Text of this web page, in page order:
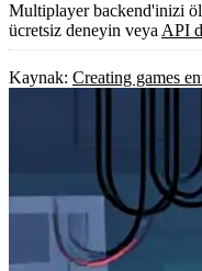
Multiplayer backend'inizi
ücretsiz deneyin veyaAPI
Kaynak: Creating games